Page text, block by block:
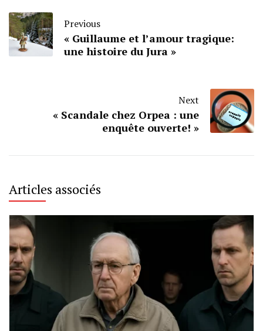
Previous
« Guillaume et l’amour tragique:
une histoire du Jura »
Next
« Scandale chez Orpea : une
enquête ouverte! »
Articles associés